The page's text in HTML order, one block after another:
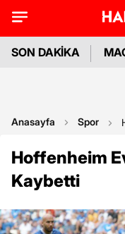
SON DAKİKA
Anasayfa Spor
Hoffenheim
Kaybetti